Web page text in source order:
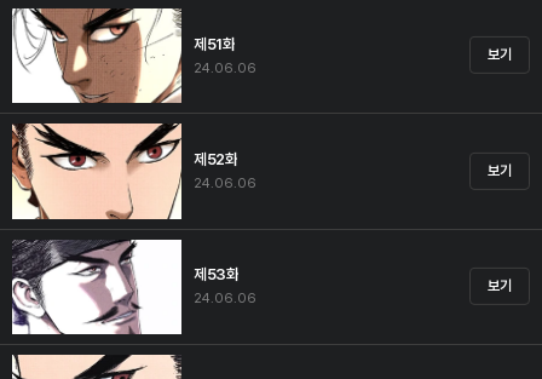
제51화
24.06.06
보기
제52화
24.06.06
보기
제53화
24.06.06
보기